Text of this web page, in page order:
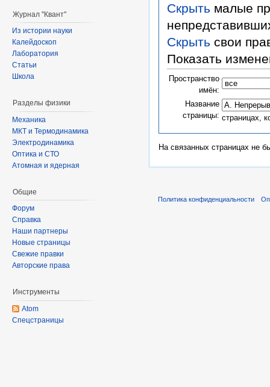
Скрыть малые
Скрыть свои
Показать
Пространство
имён:
Название
страницы: страницах,
На связанных страницах не
Журнал "Квант"
Из истории науки
Калейдоскоп
Лаборатория
Статьи
Школа
Разделы физики
Механика
МКТ и Термодинамика
Электродинамика
Оптика и СТО
Атомная и ядерная
Общие
Форум
Справка
Наши партнеры
Новые страницы
Свежие правки
Авторские права
Инструменты
Atom
Спецстраницы
Политика конфиденциальности